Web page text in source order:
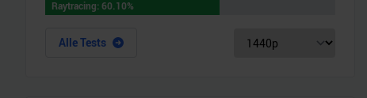
Raytracing:60.10%
Alle Tests